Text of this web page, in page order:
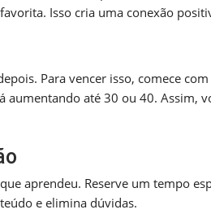
Isso cria uma conexão
Para vencer isso, comece
até 30 ou 40. Assim,
aprendeu. Reserve um tempo
e elimina dúvidas.